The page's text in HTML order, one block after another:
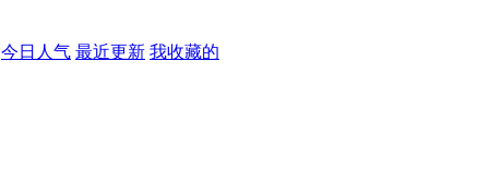
今日人气 最近更新 我收藏的